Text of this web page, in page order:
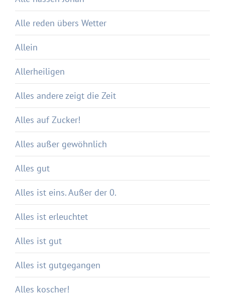
Alle reden übers Wetter
Allein
Allerheiligen
Alles andere zeigt die Zeit
Alles auf Zucker!
Alles außer gewöhnlich
Alles gut
Alles ist eins. Außer der 0.
Alles ist erleuchtet
Alles ist gut
Alles ist gutgegangen
Alles koscher!